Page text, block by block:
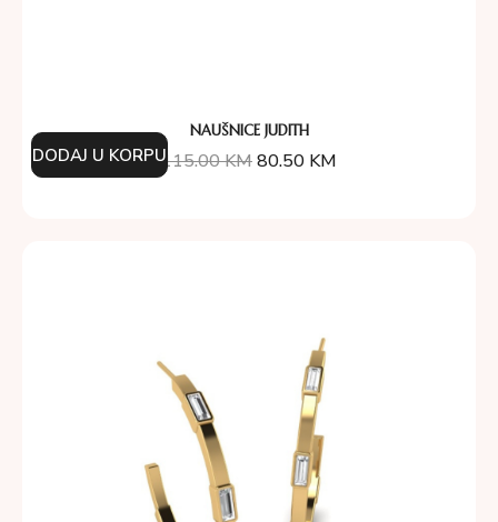
NAUŠNICE JUDITH
115.00KM80.50 KM
DODAJ U KORPU